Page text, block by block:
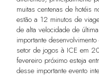
muitas centenas de hotéis
estão a 12 minutos de
de alta velocidade de
importante
setor de jogos à ICE em
fevereiro próximo esteja
desse importante evento